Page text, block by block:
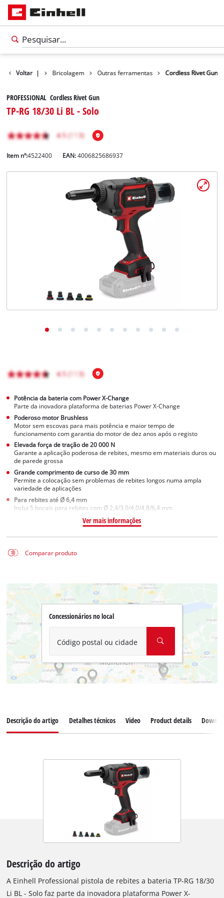
Voltar |
Produtos Bricolagem Outras ferramentas Cordless Rivet Gun
PROFESSIONAL Cordless Rivet Gun
TP-RG 18/30 Li BL - Solo
Item nº:4522400 EAN:4006825686937
Potência da bateria com Power X-Change
Parte da inovadora plataforma de baterias Power X-Change
Poderoso motor Brushless
Motor sem escovas para mais potência e maior tempo de
funcionamento com garantia do motor de dez anos após o registo
Elevada força de tração de 20 000 N
Garante a aplicação poderosa de rebites, mesmo em materiais duros ou
de parede grossa
Grande comprimento de curso de 30 mm
Permite a colocação sem problemas de rebites longos numa ampla
variedade de aplicações
Para rebites até Ø 6,4 mm
Inclui 5 bocais para rebites com Ø 2,4/3,0/4,0/4,8/6,4 mm
Ver mais informações
Comparar produto
Concessionários no local
Código postal ou cidade
Descrição do artigo Detalhes técnicos Video Product details
Descrição do artigo
A Einhell Professional pistola de rebites a bateria TP-RG 18/30
Li BL - Solo faz parte da inovadora plataforma Power X-